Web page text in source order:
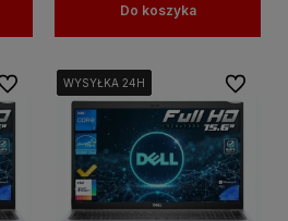
Do koszyka
ulubionychWYSYŁKA 24H
WYSYŁKA 24H
WYSYŁKA 24H
WYSYŁKA 24H
WYSYŁKA 24H
WYSYŁKA 24H
WYSYŁKA 24H Do